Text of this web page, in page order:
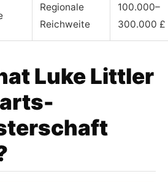
Regionale
Reichweite
100.000–
300.000 £
Luke Littler